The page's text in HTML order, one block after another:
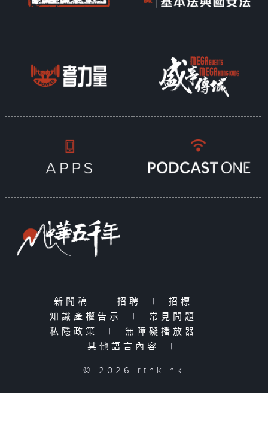
新聞稿 | 招聘 | 招標
|
知識產權告示
| 常見問題
|
私隱政策
| 無障礙播放器
|
其他語言內容
|
© 2026 rthk.hk